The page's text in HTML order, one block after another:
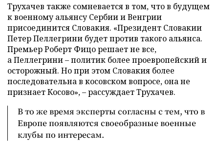
Трухачев также сомневается в том, что в будущем
к военному альянсу Сербии и Венгрии
присоединится Словакия. «Президент Словакии
Петер Пеллегрини будет против такого альянса.
Премьер Роберт Фицо решает не все,
а Пеллегрини – политик более проевропейский и
осторожный. Но при этом Словакия более
последовательна в косовском вопросе, она не
признает Косово», – рассуждает Трухачев.
В то же время эксперты согласны с тем, что в
Европе появляются своеобразные военные
клубы по интересам.